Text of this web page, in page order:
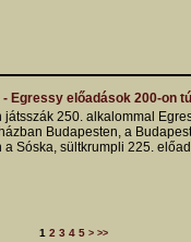
Egressy előadások 200-on
játsszák 250. alkalommal
Budapesten, a
a Sóska, sültkrumpli 225.
1 2 3 4 5 > >>